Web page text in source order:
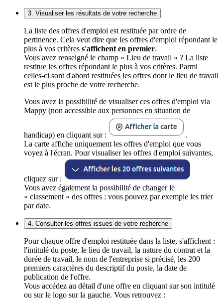
3. Visualiser les résultats de votre recherche
La liste des offres d'emploi est restituée par ordre de
pertinence. Cela veut dire que les offres d'emploi répondant le
plus à vos critères s'affichent en premier.
Vous avez renseigné le champ « Lieu de travail » ? La liste
restitue les offres répondant le plus à vos critères. Parmi
celles-ci sont d'abord restituées les offres dont le lieu de travail
est le plus proche de votre recherche.
Vous avez la possibilité de visualiser ces offres d'emploi via
Mappy (non accessible aux personnes en situation de
handicap) en cliquant sur :
.
La carte affiche uniquement les offres d'emploi que vous
voyez à l'écran. Pour visualiser les offres d'emploi suivantes,
cliquez sur :
Vous avez également la possibilité de changer le
« classement » des offres : vous pouvez par exemple les trier
par date.
4. Consulter les offres issues de votre recherche
Pour chaque offre d'emploi restituée dans la liste, s'affichent :
l'intitulé du poste, le lieu de travail, la nature du contrat et la
durée de travail, le nom de l'entreprise si précisé, les 200
premiers caractères du descriptif du poste, la date de
publication de l'offre.
Vous accédez au détail d'une offre en cliquant sur son intitulé
ou sur le logo sur la gauche. Vous retrouvez :